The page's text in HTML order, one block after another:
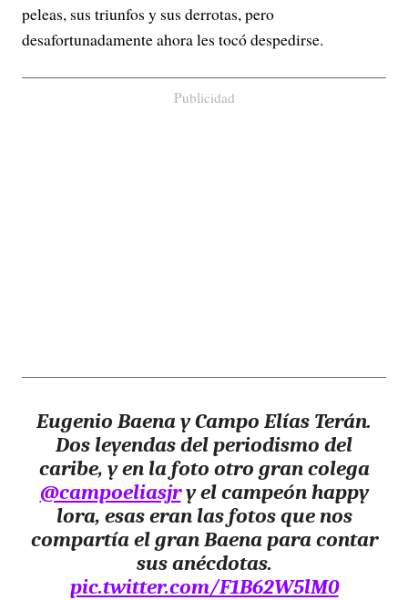
peleas, sus triunfos y sus derrotas, pero
desafortunadamente ahora les tocó despedirse.
Publicidad
Eugenio Baena y Campo Elías Terán.
Dos leyendas del periodismo del
caribe, y en la foto otro gran colega
@campoeliasjry el campeón happy
lora, esas eran las fotos que nos
compartía el gran Baena para contar
sus anécdotas.
pic.twitter.com/F1B62W5lM0